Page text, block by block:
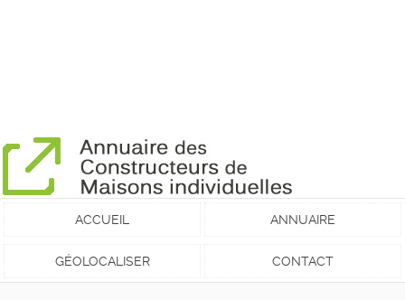
ACCUEIL ANNUAIRE
GÉOLOCALISER CONTACT